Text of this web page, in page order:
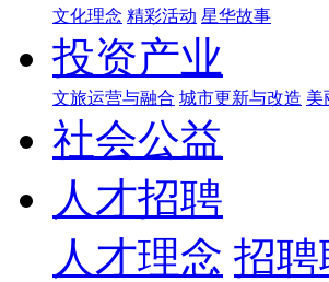
文化理念 精彩活动 星华故事
投资产业
文旅运营与融合 城市更新与改造 美
社会公益
人才招聘
人才理念 招聘